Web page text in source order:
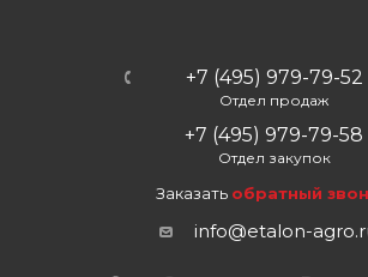
+7 (495) 979-79-52
Отдел продаж
+7 (495) 979-79-58
Отдел закупок
Заказать обратный
info@etalon-